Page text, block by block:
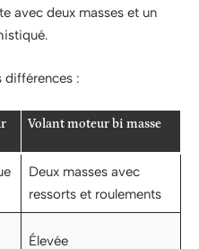
avec deux masses et un
différences :
Volant moteur bi masse
Deux masses avec
ressorts et roulements
Élevée